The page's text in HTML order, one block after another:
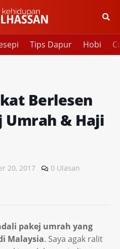
Tips Dapur Hobi
Berlesen
Umrah & Haji
20, 2017 0 Ulasan
pakej umrah yang
Malaysia. Saya agak ralit